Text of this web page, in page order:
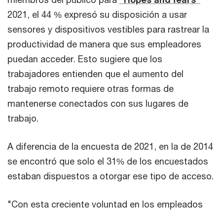
2021, el 44 % expresó su disposición a usar
sensores y dispositivos vestibles para rastrear la
productividad de manera que sus empleadores
puedan acceder. Esto sugiere que los
trabajadores entienden que el aumento del
trabajo remoto requiere otras formas de
mantenerse conectados con sus lugares de
trabajo.
A diferencia de la encuesta de 2021, en la de 2014
se encontró que solo el 31% de los encuestados
estaban dispuestos a otorgar ese tipo de acceso.
"Con esta creciente voluntad en los empleados